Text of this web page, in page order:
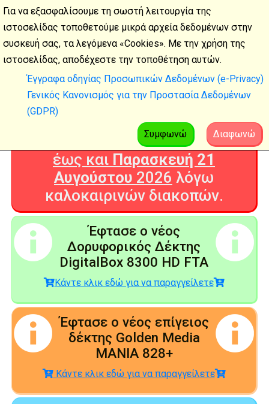
Καλοκαιρινές
διακοπές
Η Ψηφιακή Τεχνολογία θα είναι
ΚΛΕΙΣΤΗ απόΔευτέρα 3
Αυγούστου2026
έως και Παρασκευή 21
Αυγούστου 2026 λόγω
καλοκαιρινών διακοπών.
Έφτασε ο νέος
Δορυφορικός Δέκτης
DigitalBox 8300 HD FTA
Κάντε κλικ εδώ για να παραγγείλετε
Έφτασε ο νέος επίγειος
δέκτης Golden Media
MANIA 828+
Κάντε κλικ εδώ για να παραγγείλετε
Για να εξασφαλίσουμε τη σωστή λειτουργία της
ιστοσελίδας τοποθετούμε μικρά αρχεία δεδομένων στην
συσκευή σας, τα λεγόμενα «Cookies». Με την χρήση της
ιστοσελίδας, αποδέχεστε την τοποθέτηση αυτών.
Έγγραφα οδηγίας Προσωπικών Δεδομένων (e-Privacy)
Γενικός Κανονισμός για την Προστασία Δεδομένων
(GDPR)
Διαφωνώ
Συμφωνώ